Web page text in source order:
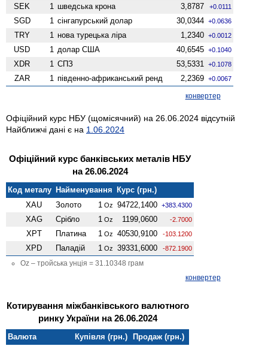
SEK 1 шведська крона 3,8787 +0.0111
SGD 1 сінгапурський долар 30,0344 +0.0636
TRY 1 нова турецька ліра 1,2340 +0.0012
USD 1 долар США 40,6545 +0.1040
XDR 1 СПЗ 53,5331 +0.1078
ZAR 1 південно-африканський ренд 2,2369 +0.0067
конвертер
Офіційний курс НБУ (щомісячний) на 26.06.2024 відсутній
Найближчі дані є на 1.06.2024
Офіційний курс банківських металів НБУ
на 26.06.2024
Код металу Найменування Курс (грн.)
XAU
Золото 1 Oz 94722,1400 +383.4300
XAG Срібло 1 Oz 1199,0600 -2.7000
XPT Платина 1 Oz 40530,9100 -103.1200
XPD Паладій 1 Oz 39331,6000 -872.1900
Oz – тройська унція = 31.10348 грам
конвертер
Котирування міжбанківського валютного
ринку України на 26.06.2024
Валюта Купівля (грн.)
Продаж (грн.)